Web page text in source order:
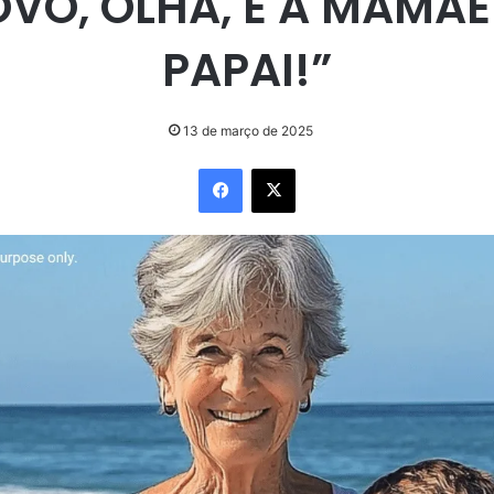
PAPAI!”
13 de março de 2025
Facebook
X